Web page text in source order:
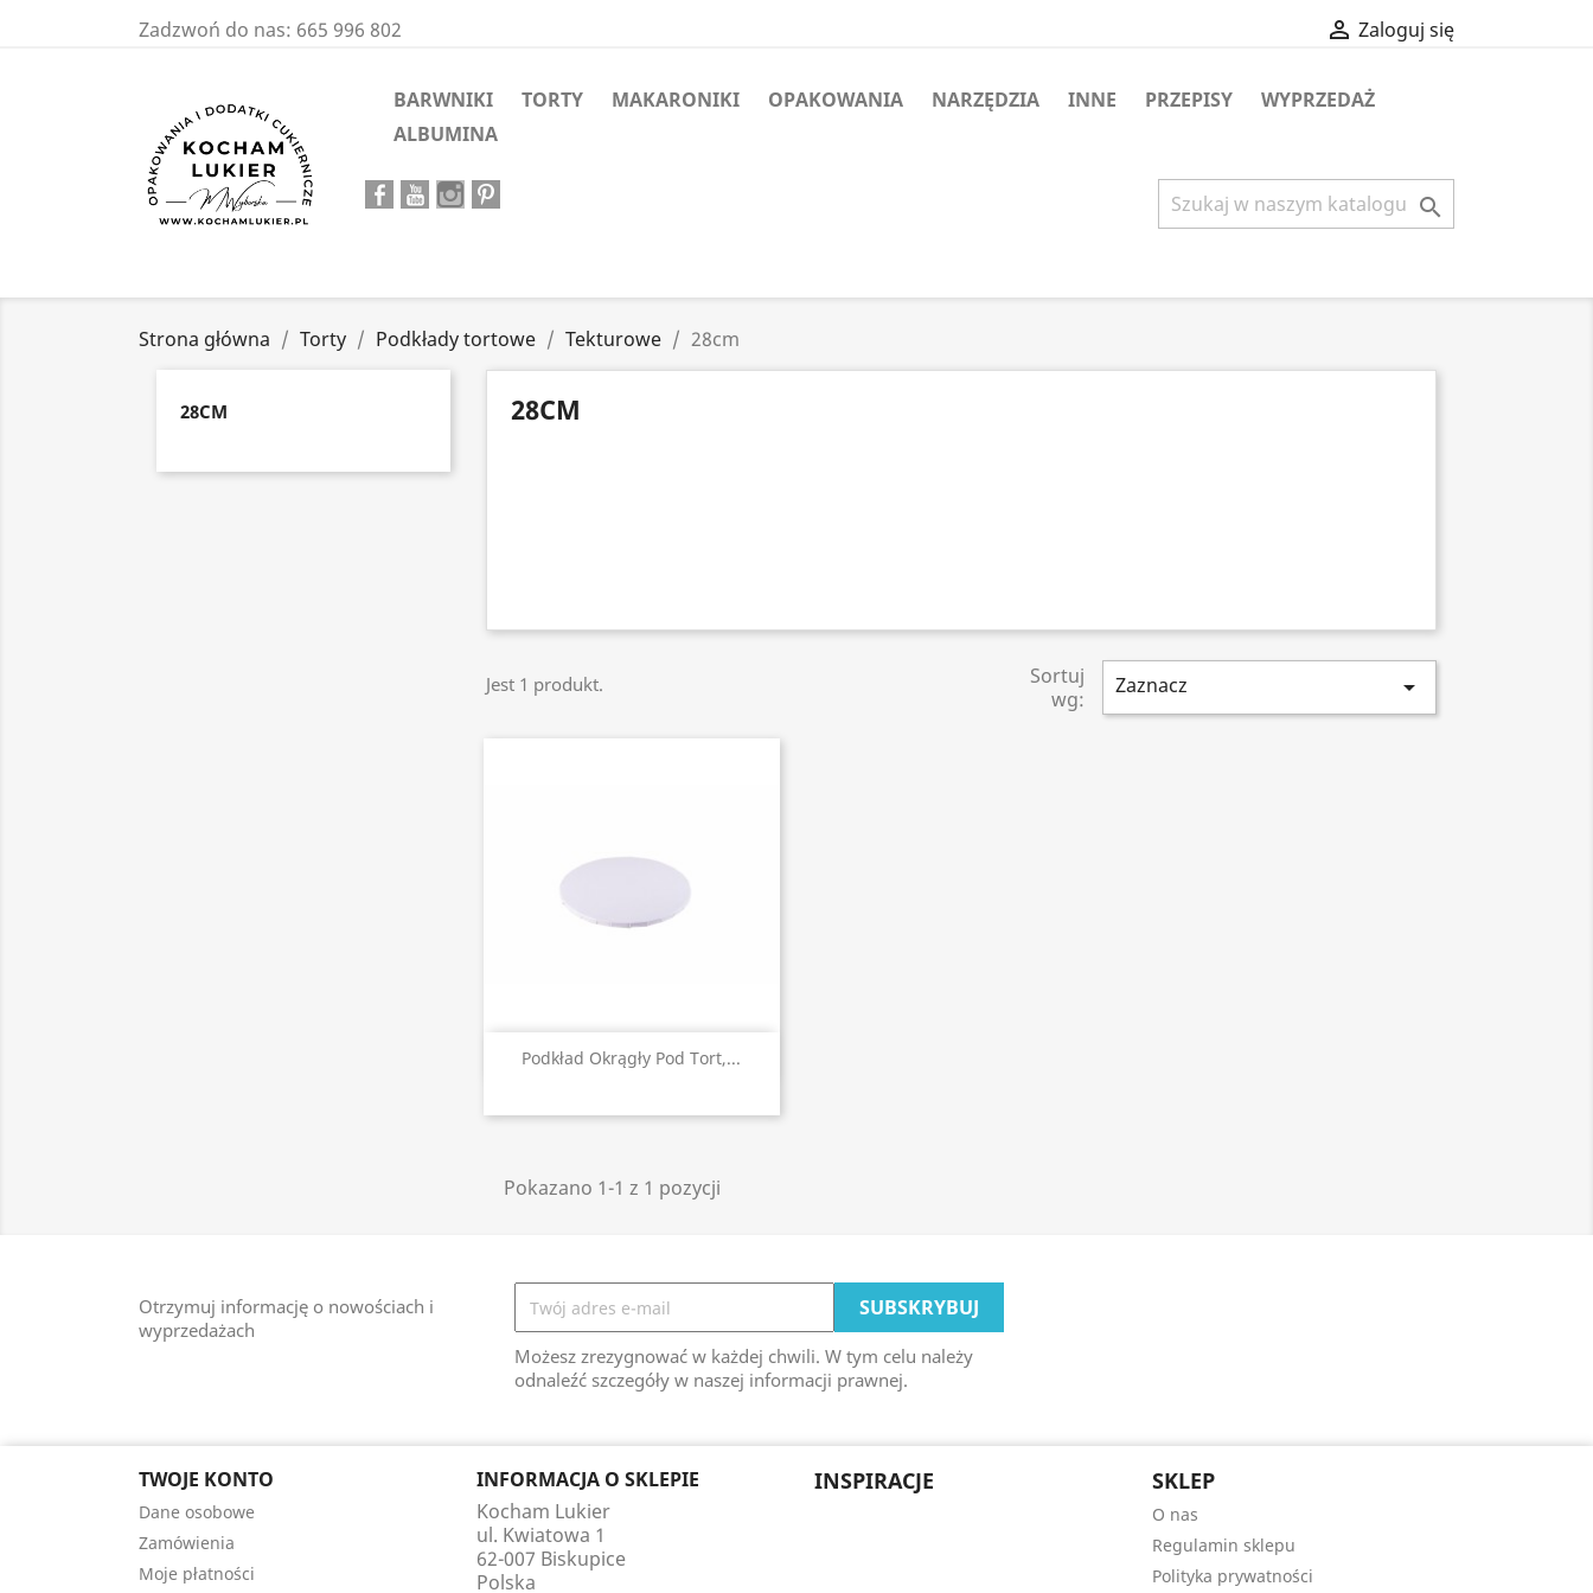
Zadzwoń do nas: 665 996 802  Zaloguj się
BARWNIKI TORTY MAKARONIKI OPAKOWANIA NARZĘDZIA INNE PRZEPISY
WYPRZEDAŻ
ALBUMINA

Strona główna Torty Podkłady tortowe Tekturowe 28cm
28CM 28CM
Jest 1 produkt.
Sortuj
wg:
Zaznacz 
Podkład Okrągły Pod Tort,...
Szybki podgląd
Pokazano 1-1 z 1 pozycji
Otrzymuj informację o nowościach i
wyprzedażach
Możesz zrezygnować w każdej chwili. W tym celu należy
odnaleźć szczegóły w naszej informacji prawnej.
TWOJE KONTO
Dane osobowe
Zamówienia
Moje płatności
INFORMACJA O SKLEPIE
Kocham Lukier
ul. Kwiatowa 1
62-007 Biskupice
Polska
INSPIRACJE SKLEP
O nas
Regulamin sklepu
Polityka prywatności